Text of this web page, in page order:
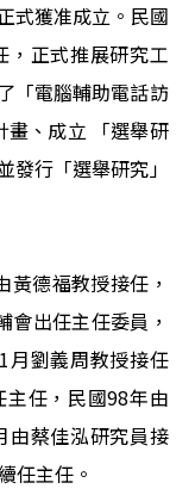
式獲准成立。民國
，正式推展研究工
「電腦輔助電話訪
畫、成立
「選舉研
行「選舉研究」
黃德福教授接任，
會出任主任委員，
月劉義周教授接任
主任，民國98年由
由蔡佳泓研究員接
任主任。